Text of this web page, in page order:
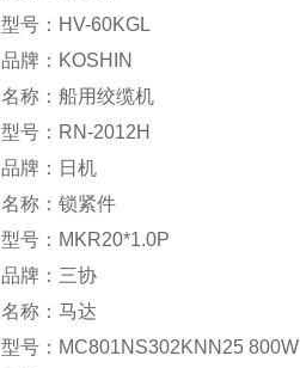
型号：HV-60KGL
品牌：KOSHIN
名称：船用绞缆机
型号：RN-2012H
品牌：日机
名称：锁紧件
型号：MKR20*1.0P
品牌：三协
名称：马达
型号：MC801NS302KNN25 800W